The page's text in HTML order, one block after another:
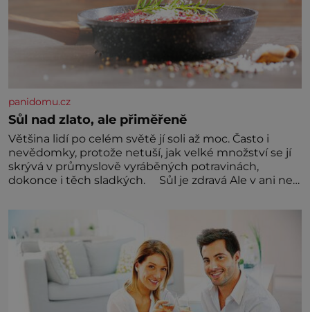
panidomu.cz
Sůl nad zlato, ale přiměřeně
Většina lidí po celém světě jí soli až moc. Často i
nevědomky, protože netuší, jak velké množství se jí
skrývá v průmyslově vyráběných potravinách,
dokonce i těch sladkých. Sůl je zdravá Ale v ani ne
běžné. Její základní složky– sodík a chlór – jsou